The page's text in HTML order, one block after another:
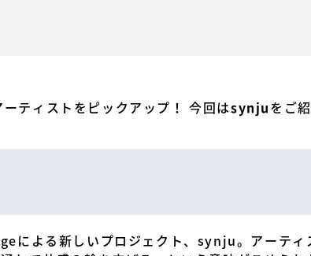
ティストをピックアップ！ 今回は synju をご
による新しいプロジェクト、synju。アーティ